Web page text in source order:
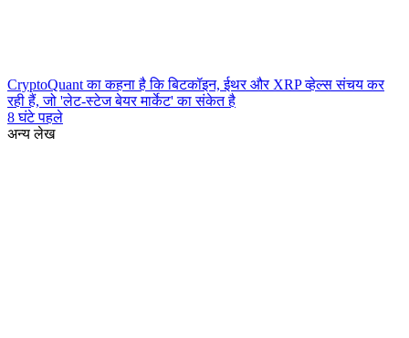
CryptoQuant का कहना है कि बिटकॉइन, ईथर और XRP व्हेल्स संचय कर
रही हैं, जो 'लेट-स्टेज बेयर मार्केट' का संकेत है
8 घंटे पहले
अन्य लेख